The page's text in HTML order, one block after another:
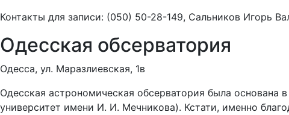
Контакты для записи: (050) 50-28-149, Сальников Игорь
Одесская обсерватория
Одесса, ул. Маразлиевская, 1в
Одесская астрономическая обсерватория была основана
университет имени И. И. Мечникова). Кстати, именно